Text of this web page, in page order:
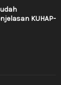
KUHAP-